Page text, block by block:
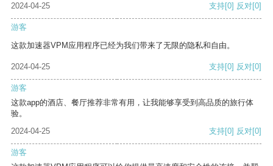
2024-04-25
支持[0] 反对[0]
游客
这款加速器VPM应用程序已经为我们带来了无限的隐私和自由。
2024-04-25 支持[0] 反对[0]
游客
这款app的酒店、餐厅推荐非常有用，让我能够享受到高品质的旅行体
验。
2024-04-25
支持[0] 反对[0]
游客